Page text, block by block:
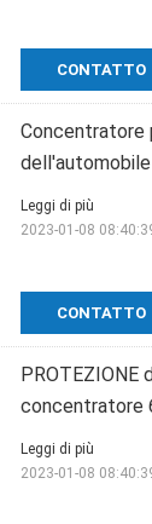
CONTATTO
Concentratore
CONTATTO
Leggi di più
2023-01-08
PROTEZIONE
concentratore
Leggi di più
2023-01-08